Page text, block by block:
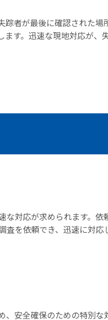
踪者が最後に確認された場
す。迅速な現地対応が、
な対応が求められます。依
を依頼でき、迅速に対応
安全確保のための特別な